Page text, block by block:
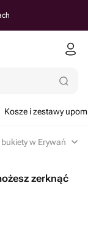
Kosze i zestawy
w Erywań
zerknąć